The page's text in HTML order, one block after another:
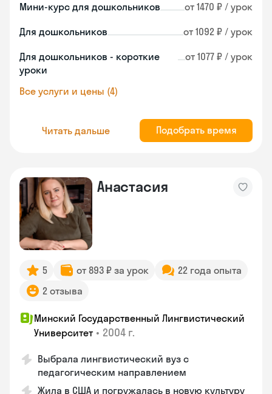
Мини-курс для дошкольников от 1470 ₽ / урок
Для дошкольников от 1092 ₽ / урок
Для дошкольников - короткие
уроки
от 1077 ₽ / урок
Все услуги и цены (4)
Читать дальше Подобрать время
Анастасия
5 от 893 ₽ за урок
22 года опыта
2 отзыва
Минский Государственный Лингвистический
Университет • 2004 г.
Выбрала лингвистический вуз с
педагогическим направлением
Жила в США и погружалась в новую культуру